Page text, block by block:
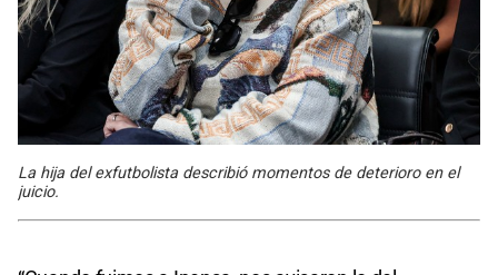
La hija del exfutbolista describió momentos de deterioro en el
juicio.